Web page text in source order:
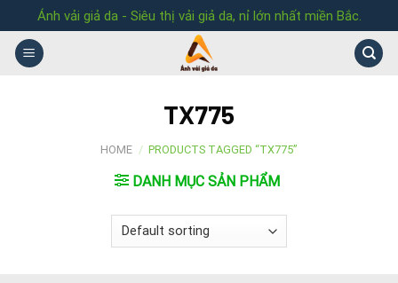
to
content
Ánh vải giả da - Siêu thị vải giả da, nỉ lớn nhất miền Bắc.
TX775
HOME / PRODUCTS TAGGED “TX775”
DANH MỤC SẢN PHẨM